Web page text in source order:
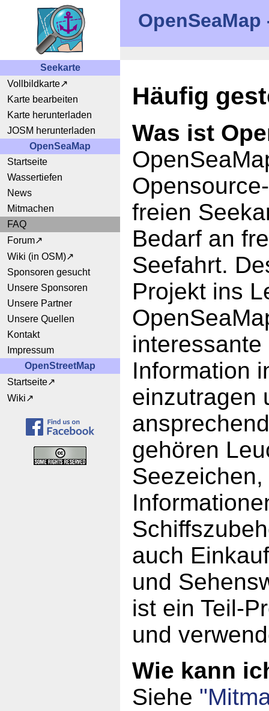
Seekarte
Vollbildkarte
Karte bearbeiten
Karte herunterladen
JOSM herunterladen
OpenSeaMap
Startseite
Wassertiefen
News
Mitmachen
FAQ
Forum
Wiki (in OSM)
Sponsoren gesucht
Unsere Sponsoren
Unsere Partner
Unsere Quellen
Kontakt
Impressum
OpenStreetMap
Startseite
Wiki
Häufig
Was ist
freien
Bedarf an
Seefahrt.
Projekt ins
Information
einzutragen
gehören
auch
und
ist ein Teil-
und
Wie kann
Siehe